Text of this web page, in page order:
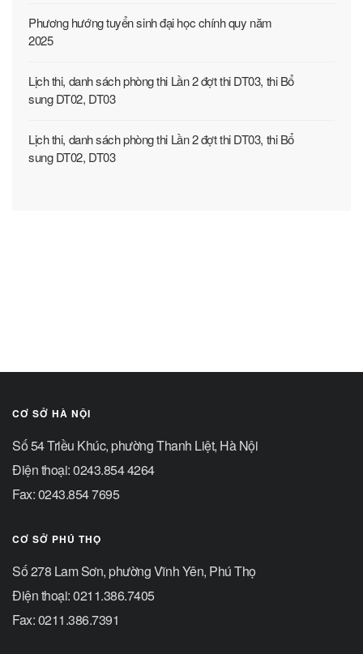
Phương hướng tuyển sinh đại học chính quy năm
2025
Lịch thi, danh sách phòng thi Lần 2 đợt thi DT03, thi Bổ
sung DT02, DT03
Lịch thi, danh sách phòng thi Lần 2 đợt thi DT03, thi Bổ
sung DT02, DT03
CƠ SỞ HÀ NỘI
Số 54 Triều Khúc, phường Thanh Liệt, Hà Nội
Điện thoại: 0243.854 4264
Fax: 0243.854 7695
CƠ SỞ PHÚ THỌ
Số 278 Lam Sơn, phường Vĩnh Yên, Phú Thọ
Điện thoại: 0211.386.7405
Fax: 0211.386.7391